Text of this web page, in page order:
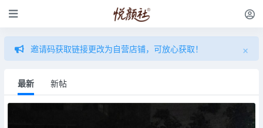
邀请码获取链接更改为自营店铺，可放心获取！ ×
最新 新帖